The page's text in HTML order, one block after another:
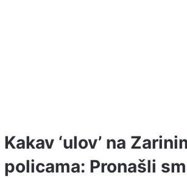
Kakav ‘ulov’ na
policama: Pronašli